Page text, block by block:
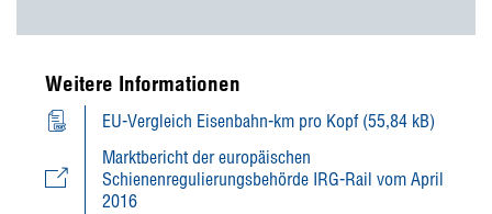
Weitere Informationen
EU-Vergleich Eisenbahn-km pro Kopf (55,84 kB)
Marktbericht der europäischen
Schienenregulierungsbehörde IRG-Rail vom April
2016